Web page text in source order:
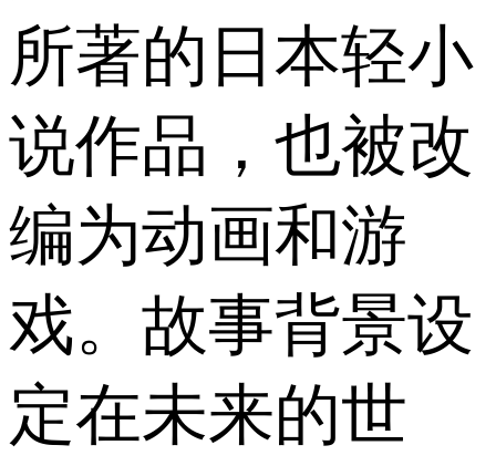
所著的日本轻小
说作品，也被改
编为动画和游
戏。故事背景设
定在未来的世